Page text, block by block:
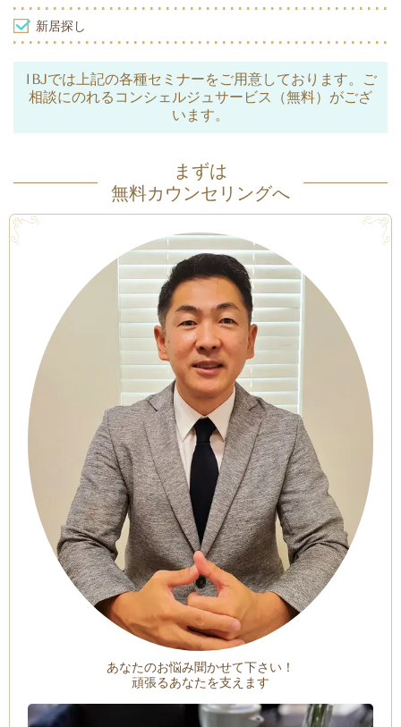
新居探し
IBJでは上記の各種セミナーをご用意しております。ご
相談にのれるコンシェルジュサービス（無料）がござ
います。
まずは
無料カウンセリングへ
あなたのお悩み聞かせて下さい！
頑張るあなたを支えます